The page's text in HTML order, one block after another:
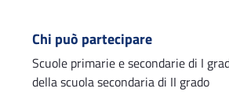
Chi può partecipare
Scuole primarie e secondarie di I
della scuola secondaria di II grado